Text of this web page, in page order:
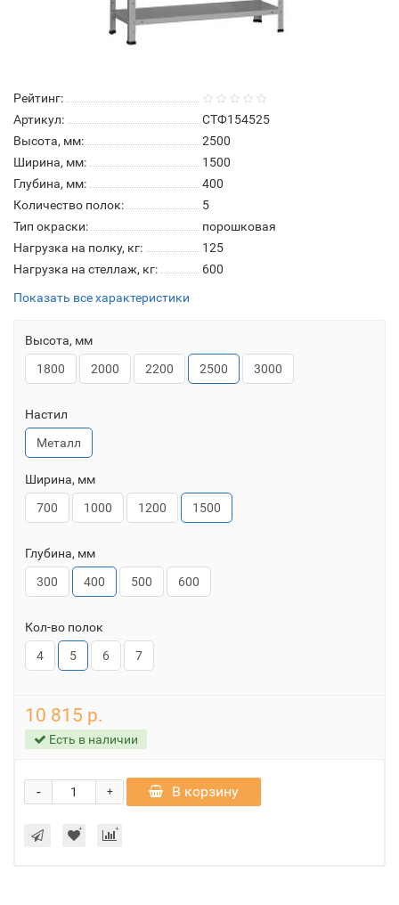
Рейтинг:
Артикул:
СТФ154525
Высота, мм:
2500
Ширина, мм:
1500
Глубина, мм:
400
Количество полок:
5
Тип окраски:
порошковая
Нагрузка на полку, кг:
125
Нагрузка на стеллаж, кг:
600
Показать все характеристики
Высота, мм
1800
2000 2200 2500 3000
Настил
Металл
Ширина, мм
700
1000 1200 1500
Глубина, мм
300
400 500 600
Кол-во полок
4
5 6 7
10 815 р.
Есть в наличии
+
- В корзину